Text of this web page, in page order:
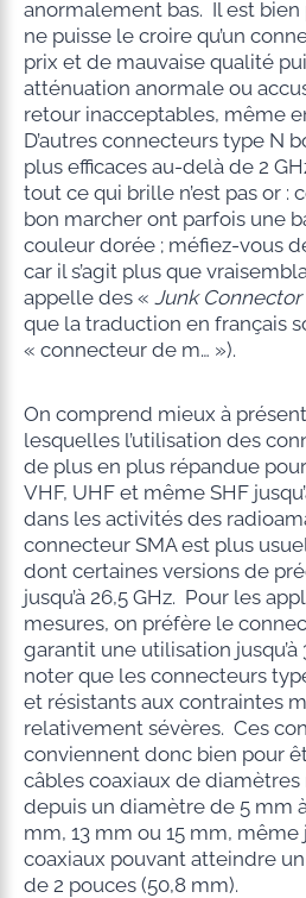
anormalement bas. Il est bien
ne puisse le croire qu’un
prix et de mauvaise qualité
atténuation anormale ou
retour inacceptables, même
D’autres connecteurs type N
plus efficaces au-delà de 2
tout ce qui brille n’est pas or :
bon marcher ont parfois une
couleur dorée ; méfiez-vous
car il s’agit plus que
appelle des « Junk Connector
que la traduction en français
« connecteur de m… »).
On comprend mieux à
lesquelles l’utilisation des
de plus en plus répandue
VHF, UHF et même SHF
dans les activités des
connecteur SMA est plus usuel
dont certaines versions de
jusqu’à 26,5 GHz. Pour les
mesures, on préfère le
garantit une utilisation jusqu’à
noter que les connecteurs
et résistants aux contraintes
relativement sévères. Ces
conviennent donc bien pour
câbles coaxiaux de
depuis un diamètre de 5 mm
mm, 13 mm ou 15 mm, même
coaxiaux pouvant atteindre
de 2 pouces (50,8 mm).